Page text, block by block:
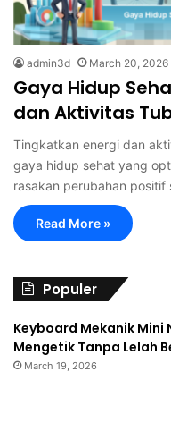
admin3d March 20, 2026
Gaya Hidup
dan Aktivitas
Tingkatkan energi dan
gaya hidup sehat yang
rasakan perubahan positif
Read More »
Populer
Keyboard Mekanik Mini
Mengetik Tanpa Lelah
March 19, 2026